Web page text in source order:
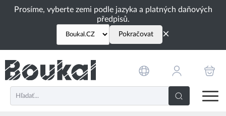
Prosíme, vyberte zemi podle jazyka a platných daňových
předpisů.
Pokračovat ×